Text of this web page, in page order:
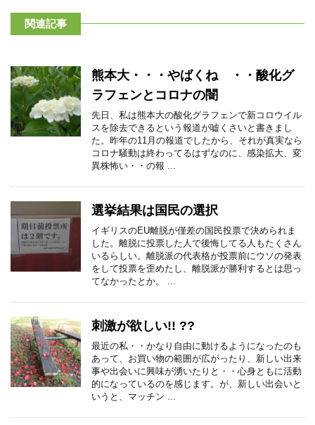
関連記事
熊本大・・・やばくね ・・酸化グ
ラフェンとコロナの闇
先日、私は熊本大の酸化グラフェンで新コロウイル
スを除去できるという報道が嘘くさいと書きまし
た。昨年の11月の報道でしたから、それが真実なら
コロナ騒動は終わってるはずなのに、感染拡大、変
異株怖い・・の報 ...
選挙結果は国民の選択
イギリスのEU離脱が僅差の国民投票で決められま
した。離脱に投票した人で後悔してる人もたくさん
いるらしい。離脱派の代表格が投票前にウソの発表
をして投票を歪めたし、離脱派が勝利するとは思っ
てなかったとか。 ...
刺激が欲しい!! ??
最近の私・・かなり自由に動けるようになったのも
あって、お買い物の範囲が広がったり、新しい出来
事や出会いに興味が湧いたりと・・心身ともに活動
的になっているのを感じます。が、新しい出会いと
いうと、マッチン ...